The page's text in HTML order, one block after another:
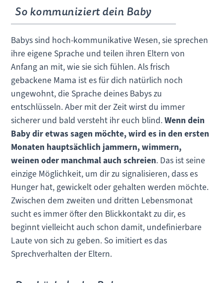
So kommuniziert dein Baby
Babys sind hoch-kommunikative Wesen, sie sprechen
ihre eigene Sprache und teilen ihren Eltern von
Anfang an mit, wie sie sich fühlen. Als frisch
gebackene Mama ist es für dich natürlich noch
ungewohnt, die Sprache deines Babys zu
entschlüsseln. Aber mit der Zeit wirst du immer
sicherer und bald versteht ihr euch blind.Wenn dein
Baby dir etwas sagen möchte, wird es in den ersten
Monaten hauptsächlich jammern, wimmern,
weinen oder manchmal auch schreien. Das ist seine
einzige Möglichkeit, um dir zu signalisieren, dass es
Hunger hat, gewickelt oder gehalten werden möchte.
Zwischen dem zweiten und dritten Lebensmonat
sucht es immer öfter den Blickkontakt zu dir, es
beginnt vielleicht auch schon damit, undefinierbare
Laute von sich zu geben. So imitiert es das
Sprechverhalten der Eltern.